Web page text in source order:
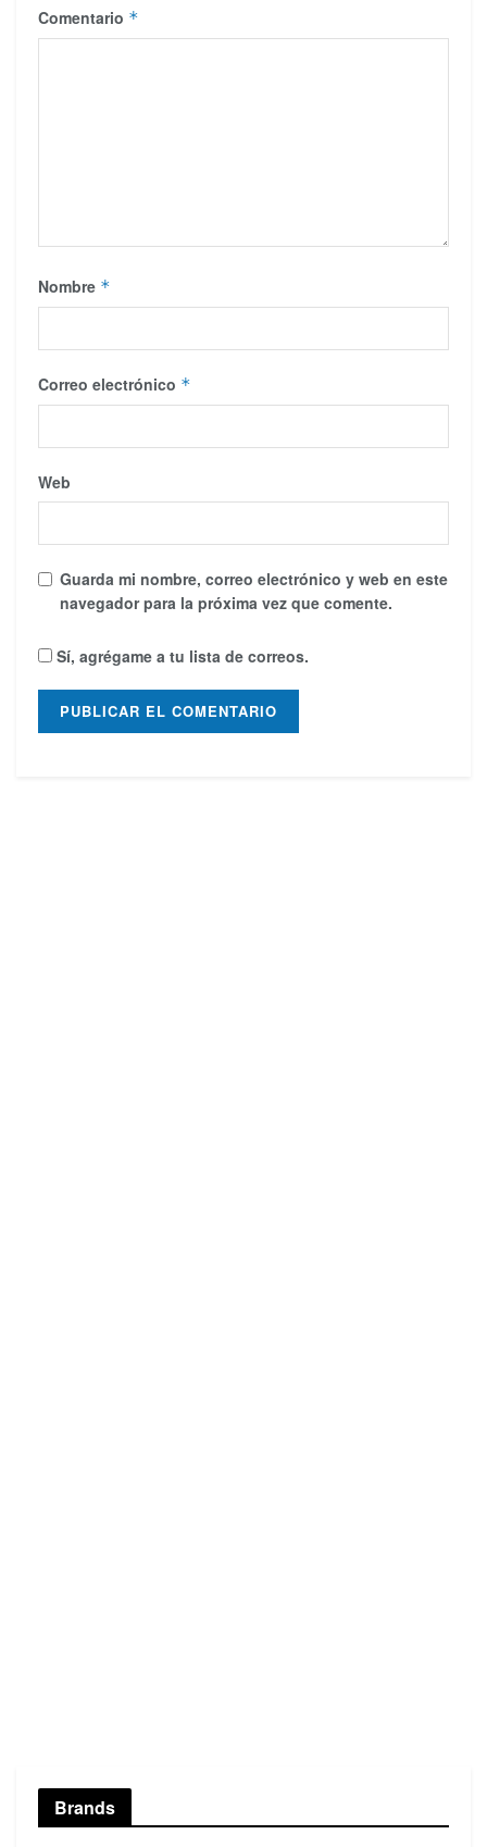
Comentario *
Nombre *
Correo electrónico *
Web
Guarda mi nombre, correo electrónico y web en este
navegador para la próxima vez que comente.
Sí, agrégame a tu lista de correos.
Brands